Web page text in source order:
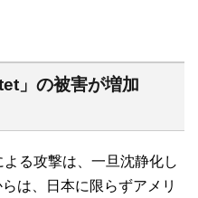
」の被害が増加
る攻撃は、一旦沈静化し
は、日本に限らずアメリ